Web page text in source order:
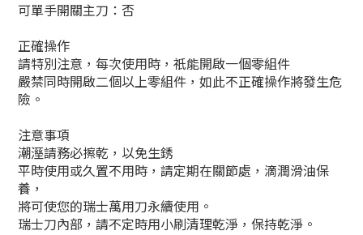
可單手開關主刀：否
正確操作
請特別注意，每次使用時，祇能開啟一個零組件
嚴禁同時開啟二個以上零組件，如此不正確操作將發生危
險。
注意事項
潮溼請務必擦乾，以免生銹
平時使用或久置不用時，請定期在關節處，滴潤滑油保
養，
將可使您的瑞士萬用刀永續使用。
瑞士刀內部，請不定時用小刷清理乾淨，保持乾淨。